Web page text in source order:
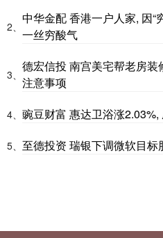
2、
中华金配 香港一户人家, 因“
一丝穷酸气
3、
德宏信投 南宫美宅帮老房装
注意事项
4、 豌豆财富 惠达卫浴涨
5、 至德投资 瑞银下调微软目标